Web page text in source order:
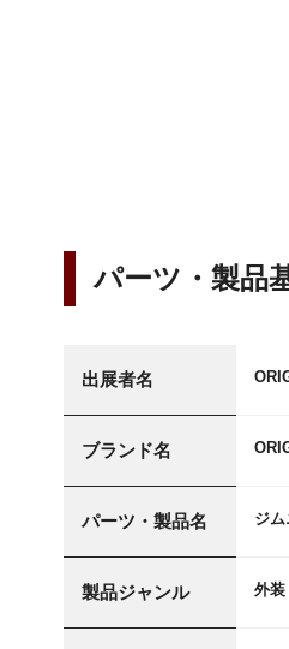
パーツ・製品
出展者名
ブランド名
パーツ・製品名 ジ
製品ジャンル 外